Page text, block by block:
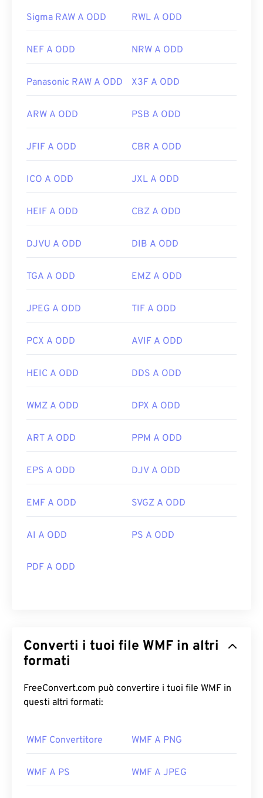
Sigma RAW A ODD RWL A ODD
NEF A ODD NRW A ODD
Panasonic RAW A ODD X3F A ODD
ARW A ODD PSB A ODD
JFIF A ODD CBR A ODD
ICO A ODD JXL A ODD
HEIF A ODD CBZ A ODD
DJVU A ODD DIB A ODD
TGA A ODD EMZ A ODD
JPEG A ODD TIF A ODD
PCX A ODD AVIF A ODD
HEIC A ODD DDS A ODD
WMZ A ODD DPX A ODD
ART A ODD PPM A ODD
EPS A ODD DJV A ODD
EMF A ODD SVGZ A ODD
AI A ODD PS A ODD
PDF A ODD
Converti i tuoi file WMF in altri
formati
FreeConvert.com può convertire i tuoi file WMF in
questi altri formati:
WMF Convertitore WMF A PNG
WMF A PS WMF A JPEG